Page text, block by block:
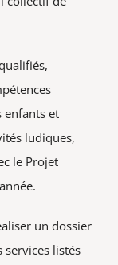
enfants et
ludiques,
le Projet
un dossier
services listés